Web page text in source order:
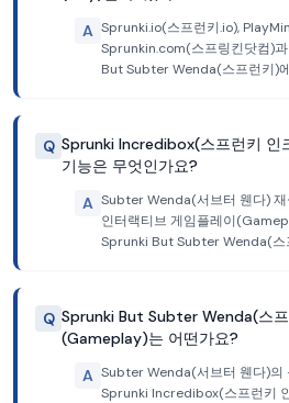
A Sprunki.io(스프런키.io),
Sprunkin.com(스프링킨닷컴)
But Subter Wenda(스프런키)
Q Sprunki Incredibox(스프런키 인
기능은 무엇인가요?
A Subter Wenda(서브터 웬다) 재
인터랙티브 게임플레이
Sprunki But Subter Wenda(스
Q Sprunki But Subter Wenda(스
(Gameplay)는 어떤가요?
A Subter Wenda(서브터 웬다)의
Sprunki Incredibox(스프런키